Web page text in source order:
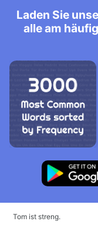
Laden Sie
alle am
Tom ist streng.